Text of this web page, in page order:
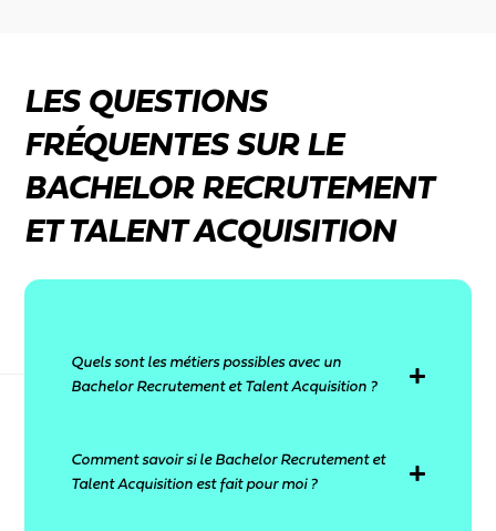
LES QUESTIONS
FRÉQUENTES SUR LE
BACHELOR RECRUTEMENT
ET TALENT ACQUISITION
Quels sont les métiers possibles avec un
Bachelor Recrutement et Talent Acquisition ?
Chargé de recrutement
Talent acquisition specialist
Responsable recrutement
Comment savoir si le Bachelor Recrutement et
Talent Acquisition est fait pour moi ?